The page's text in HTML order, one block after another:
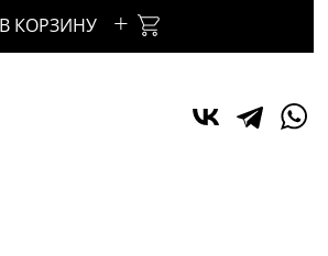
В КОРЗИНУ +